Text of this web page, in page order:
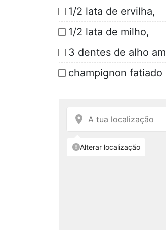
1/2 lata de ervilha,
1/2 lata de milho,
3 dentes de alho
champignon fatiado